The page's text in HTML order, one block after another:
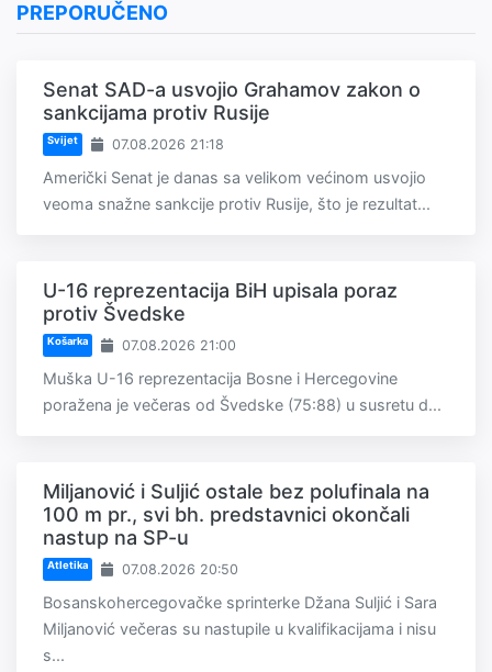
PREPORUČENO
Senat SAD-a usvojio Grahamov zakon o
sankcijama protiv Rusije
Svijet 07.08.2026 21:18
Američki Senat je danas sa velikom većinom usvojio
veoma snažne sankcije protiv Rusije, što je rezultat...
U-16 reprezentacija BiH upisala poraz
protiv Švedske
Košarka 07.08.2026 21:00
Muška U-16 reprezentacija Bosne i Hercegovine
poražena je večeras od Švedske (75:88) u susretu d...
Miljanović i Suljić ostale bez polufinala na
100 m pr., svi bh. predstavnici okončali
nastup na SP-u
Atletika 07.08.2026 20:50
Bosanskohercegovačke sprinterke Džana Suljić i Sara
Miljanović večeras su nastupile u kvalifikacijama i nisu
s...